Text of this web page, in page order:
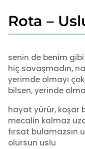
1
y
a
g
o
1
y
ı
l
a
Rota –
y
a
d
m
i
senin de benim
hiç savaşmadın,
yerimde olmayı
bilsen, yerinde
hayat yürür, koşar
mecalin kalmaz
fırsat bulamazsın
olursun uslu